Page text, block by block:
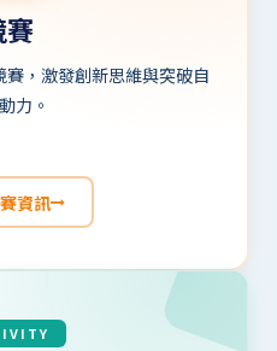
賽
，激發創新思維與突破自
力。
資訊